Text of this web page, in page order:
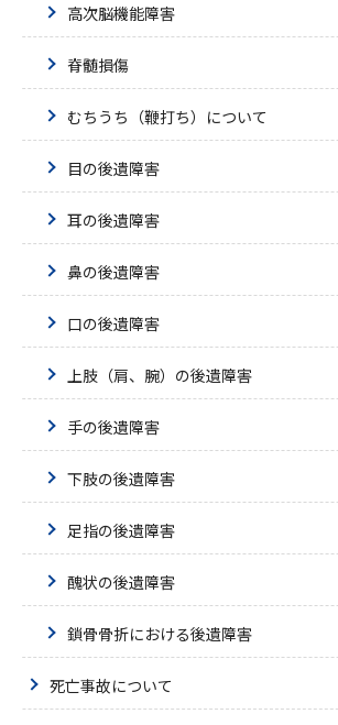
高次脳機能障害
脊髄損傷
むちうち（鞭打ち）について
目の後遺障害
耳の後遺障害
鼻の後遺障害
口の後遺障害
上肢（肩、腕）の後遺障害
手の後遺障害
下肢の後遺障害
足指の後遺障害
醜状の後遺障害
鎖骨骨折における後遺障害
死亡事故について